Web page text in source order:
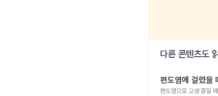
다른 콘텐츠도
편도염에 걸렸을
편도염으로 고생 중일